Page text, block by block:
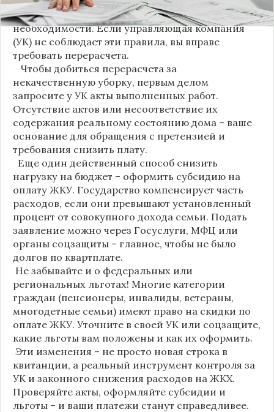
пыли – еженедельно, а уборка снега – по мере
необходимости. Если управляющая компания
(УК) не соблюдает эти правила, вы вправе
требовать перерасчета.
Чтобы добиться перерасчета за
некачественную уборку, первым делом
запросите у УК акты выполненных работ.
Отсутствие актов или несоответствие их
содержания реальному состоянию дома – ваше
основание для обращения с претензией и
требования снизить плату.
Еще один действенный способ снизить
нагрузку на бюджет – оформить субсидию на
оплату ЖКУ. Государство компенсирует часть
расходов, если они превышают установленный
процент от совокупного дохода семьи. Подать
заявление можно через Госуслуги, МФЦ или
органы соцзащиты – главное, чтобы не было
долгов по квартплате.
Не забывайте и о федеральных или
региональных льготах! Многие категории
граждан (пенсионеры, инвалиды, ветераны,
многодетные семьи) имеют право на скидки по
оплате ЖКУ. Уточните в своей УК или соцзащите,
какие льготы вам положены и как их оформить.
Эти изменения – не просто новая строка в
квитанции, а реальный инструмент контроля за
УК и законного снижения расходов на ЖКХ.
Проверяйте акты, оформляйте субсидии и
льготы – и ваши платежи станут справедливее.